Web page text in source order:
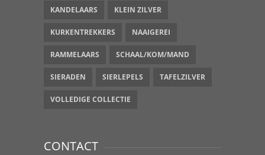
KANDELAARS KLEIN ZILVER
KURKENTREKKERS NAAIGEREI
RAMMELAARS SCHAAL/KOM/MAND
SIERADEN SIERLEPELS TAFELZILVER
VOLLEDIGE COLLECTIE
CONTACT